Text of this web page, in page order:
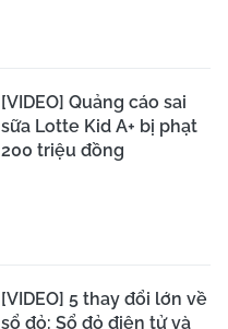
[VIDEO] Quảng cáo sai
sữa Lotte Kid A+ bị phạt
200 triệu đồng
[VIDEO] 5 thay đổi lớn về
sổ đỏ: Sổ đỏ điện tử và